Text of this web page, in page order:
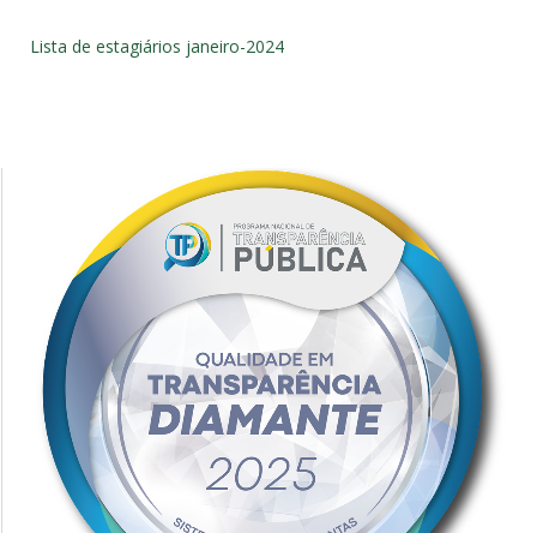
Lista de estagiários janeiro-2024